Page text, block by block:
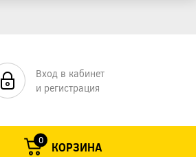
Вход в кабинет
и регистрация
0 КОРЗИНА